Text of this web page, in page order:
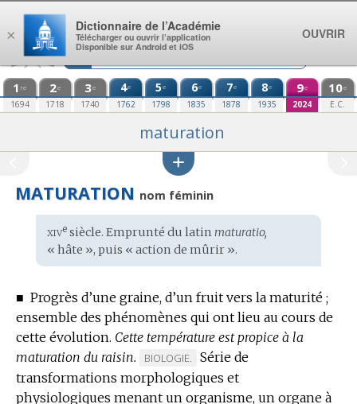
Aller au contenu
1 re
1694
2e
1718
3e
1740
4e
1762
5e
1798
6e
1835
7e
1878
8e
1935
9e
2024
10e
E.C.
maturation
MATURATION nom féminin
Étymologie
:
xivesiècle. Emprunté du latin maturatio,
« hâte », puis « action de mûrir ».
■ Progrès d’une graine, d’un fruit vers la maturité ;
ensemble des phénomènes qui ont lieu au cours de
cette évolution. Cette température est propice à la
maturation du raisin.
MARQUE
DE
DOMAINE
BIOLOGIE.
Série de
transformations morphologiques et
physiologiques menant un organisme, un organe à
×
Dictionnaire de l’Académie
Télécharger ou ouvrir l’application
Disponible sur Android et iOS
OUVRIR